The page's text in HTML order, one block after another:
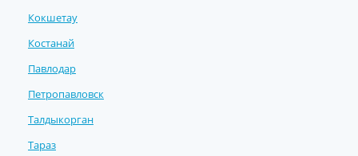
Кокшетау
Костанай
Павлодар
Петропавловск
Талдыкорган
Тараз